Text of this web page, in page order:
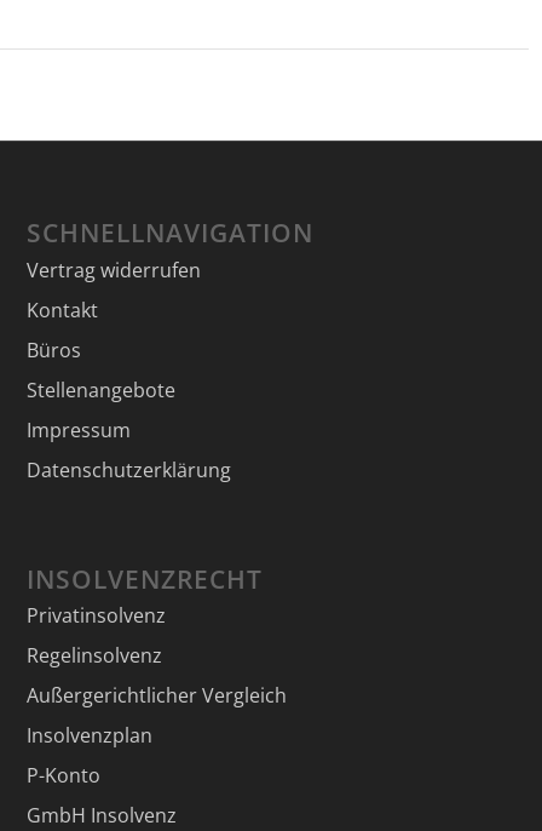
SCHNELLNAVIGATION
Vertrag widerrufen
Kontakt
Büros
Stellenangebote
Impressum
Datenschutzerklärung
INSOLVENZRECHT
Privatinsolvenz
Regelinsolvenz
Außergerichtlicher Vergleich
Insolvenzplan
P-Konto
GmbH Insolvenz